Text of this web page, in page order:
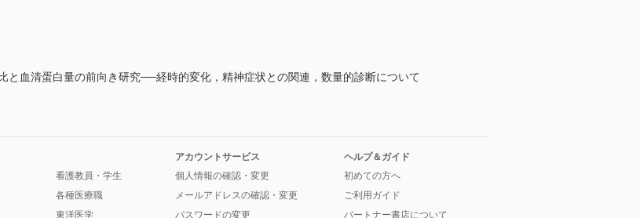
と血清蛋白量の前向き研究──経時的変化，精神症状との関連，数量的診断について
看護教員・学生
各種医療職
東洋医学
アカウントサービス
個人情報の確認・変更
メールアドレスの確認・変更
パスワードの変更
ヘルプ＆ガイド
初めての方へ
ご利用ガイド
パートナー書店について